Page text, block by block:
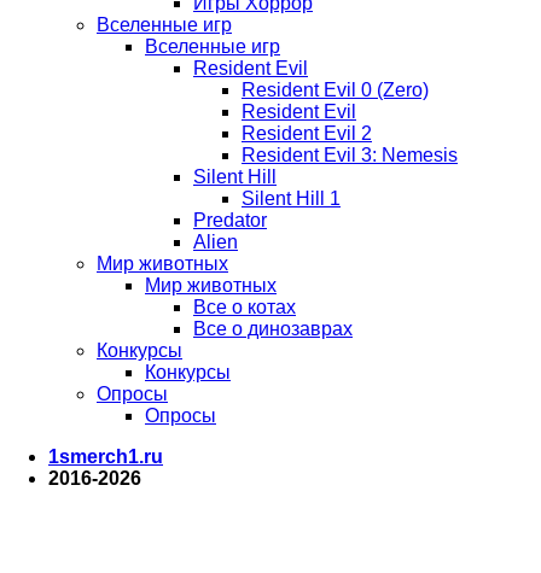
Вселенные игр
Вселенные игр
Resident Evil
Resident Evil 0 (Zero)
Resident Evil
Resident Evil 2
Resident Evil 3: Nemesis
Silent Hill
Silent Hill 1
Predator
Alien
Мир животных
Мир животных
Все о котах
Все о динозаврах
Конкурсы
Конкурсы
Опросы
Опросы
1smerch1.ru
2016-2026